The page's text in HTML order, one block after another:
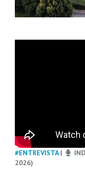
#ENTREVISTA|
2026)